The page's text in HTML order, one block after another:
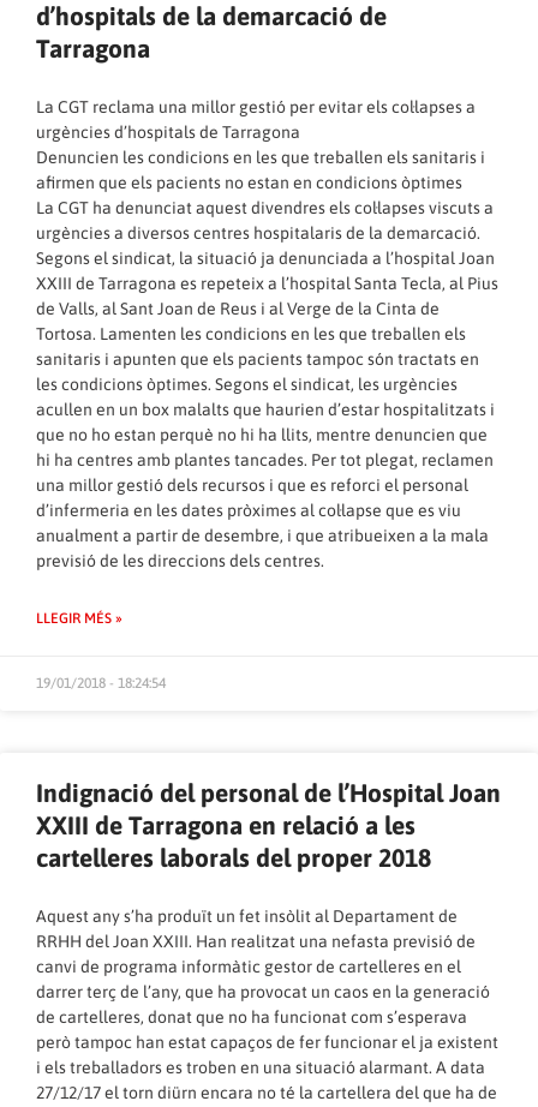
d’hospitals de la demarcació de
Tarragona
La CGT reclama una millor gestió per evitar els col·lapses a
urgències d’hospitals de Tarragona
Denuncien les condicions en les que treballen els sanitaris i
afirmen que els pacients no estan en condicions òptimes
La CGT ha denunciat aquest divendres els col·lapses viscuts a
urgències a diversos centres hospitalaris de la demarcació.
Segons el sindicat, la situació ja denunciada a l’hospital Joan
XXIII de Tarragona es repeteix a l’hospital Santa Tecla, al Pius
de Valls, al Sant Joan de Reus i al Verge de la Cinta de
Tortosa. Lamenten les condicions en les que treballen els
sanitaris i apunten que els pacients tampoc són tractats en
les condicions òptimes. Segons el sindicat, les urgències
acullen en un box malalts que haurien d’estar hospitalitzats i
que no ho estan perquè no hi ha llits, mentre denuncien que
hi ha centres amb plantes tancades. Per tot plegat, reclamen
una millor gestió dels recursos i que es reforci el personal
d’infermeria en les dates pròximes al col·lapse que es viu
anualment a partir de desembre, i que atribueixen a la mala
previsió de les direccions dels centres.
LLEGIR MÉS »
19/01/2018 - 18:24:54
Indignació del personal de l’Hospital Joan
XXIII de Tarragona en relació a les
cartelleres laborals del proper 2018
Aquest any s’ha produït un fet insòlit al Departament de
RRHH del Joan XXIII. Han realitzat una nefasta previsió de
canvi de programa informàtic gestor de cartelleres en el
darrer terç de l’any, que ha provocat un caos en la generació
de cartelleres, donat que no ha funcionat com s’esperava
però tampoc han estat capaços de fer funcionar el ja existent
i els treballadors es troben en una situació alarmant. A data
27/12/17 el torn diürn encara no té la cartellera del que ha de